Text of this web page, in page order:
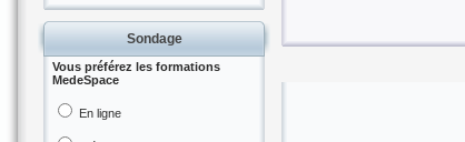
Sondage
Vous préférez les formations
MedeSpace
En ligne